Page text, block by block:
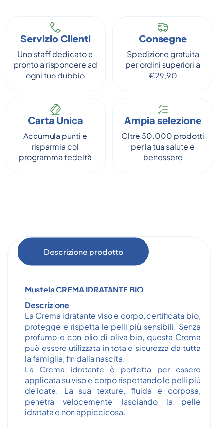
Servizio Clienti
Uno staff dedicato e
pronto a rispondere ad
ogni tuo dubbio
Consegne
Spedizione gratuita
per ordini superiori a
€29,90
Carta Unica
Accumula punti e
risparmia col
programma fedeltà
Ampia selezione
Oltre 50.000 prodotti
per la tua salute e
benessere
Descrizione prodotto
Mustela CREMA IDRATANTE BIO
Descrizione
La Crema idratante viso e corpo, certificata bio,
protegge e rispetta le pelli più sensibili. Senza
profumo e con olio di oliva bio, questa Crema
può essere utilizzata in totale sicurezza da tutta
la famiglia, fin dalla nascita.
La Crema idratante è perfetta per essere
applicata su viso e corpo rispettando le pelli più
delicate. La sua texture, fluida e corposa,
penetra velocemente lasciando la pelle
idratata e non appiccicosa.